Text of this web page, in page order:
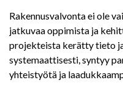
Rakennusvalvonta ei ole
jatkuvaa oppimista ja
projekteista kerätty tieto
systemaattisesti, syntyy
yhteistyötä ja